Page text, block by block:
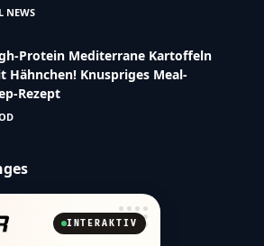
NEWS
Protein Mediterrane Kartoffeln
Hähnchen! Knuspriges Meal-
Rezept
INTERAKTIV